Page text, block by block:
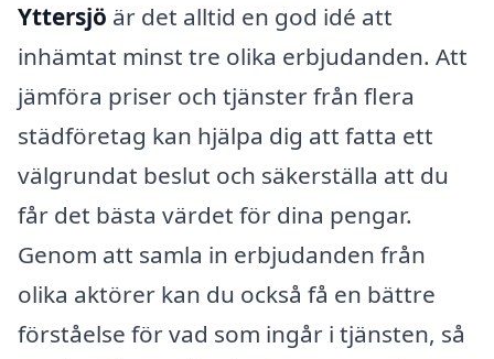
Yttersjö är det alltid en god idé att
inhämtat minst tre olika erbjudanden. Att
jämföra priser och tjänster från flera
städföretag kan hjälpa dig att fatta ett
välgrundat beslut och säkerställa att du
får det bästa värdet för dina pengar.
Genom att samla in erbjudanden från
olika aktörer kan du också få en bättre
förståelse för vad som ingår i tjänsten, så